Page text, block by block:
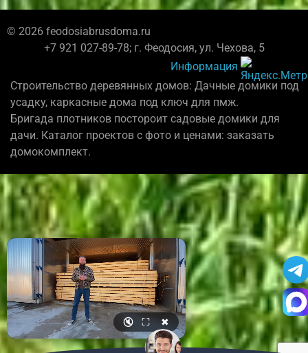
© 2026 feodosiabrusdoma.ru
+7 921 027-89-78; г. Феодосия, ул. Чехова, 5
Информация
Строительство деревянных домов: Дачные домики под
усадку, каркасные дома под ключ для пмж.
Бригада плотников постороит садовые домики для
дачи. Каталог проектов с фото и ценами: заказать
домокомплект.
🔇 ⛶ ✖